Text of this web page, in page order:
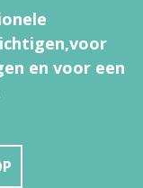
voor
en voor een